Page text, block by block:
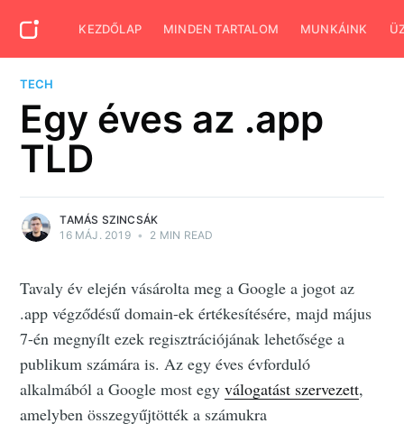
KEZDŐLAP MINDEN TARTALOM MUNKÁINK
TECH
Egy éves az .app
TLD
TAMÁS SZINCSÁK
16 MÁJ. 2019 • 2 MIN READ
Tavaly év elején vásárolta meg a Google a jogot az
.app végződésű domain-ek értékesítésére, majd május
7-én megnyílt ezek regisztrációjának lehetősége a
publikum számára is. Az egy éves évforduló
alkalmából a Google most egyválogatást szervezett,
amelyben összegyűjtötték a számukra